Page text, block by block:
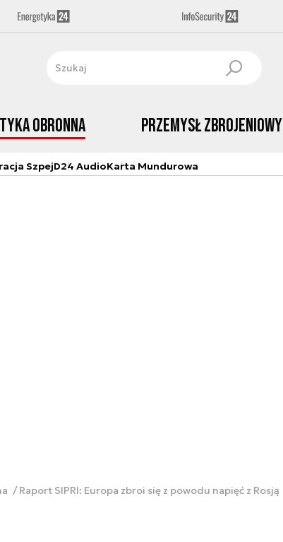
obronna Przemysł Zbrojeniowy
SzpejD24 AudioKarta Mundurowa
Raport SIPRI: Europa zbroi się z powodu napięć z Rosją